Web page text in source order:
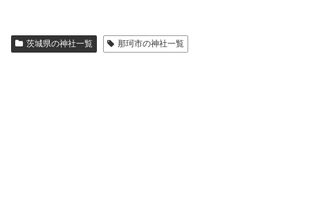
茨城県の神社一覧 那珂市の神社一覧